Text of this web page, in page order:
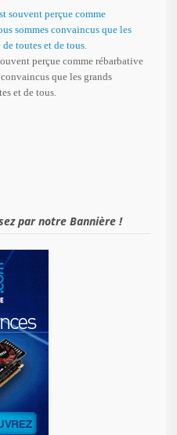
perçue comme rébarbative
que les grands
et de tous.
par notre Bannière !